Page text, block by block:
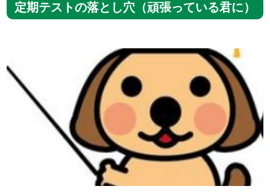
定期テストの落とし穴（頑張っている君に）